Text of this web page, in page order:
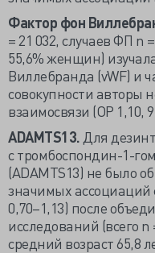
Фактор фон
= 21 032, случаев ФП n
55,6% женщин)
Виллебранда (vWF) и
совокупности авторы
взаимосвязи (ОР 1,10,
ADAMTS13. Для
с тромбоспондин-1-
(ADAMTS13) не было
значимых ассоциаций
0,70–1,13) после
исследований (всего n
средний возраст 65,8